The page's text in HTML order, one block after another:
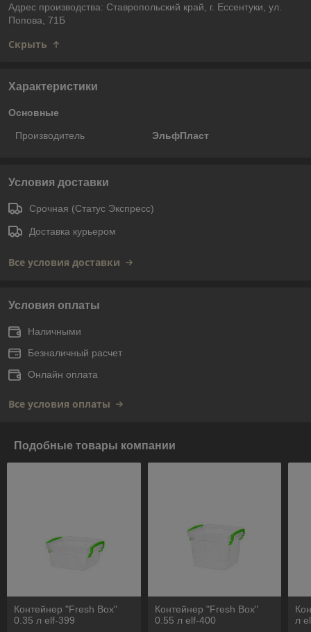
Адрес производства: Ставропольский край, г. Ессентуки, ул.
Попова, 71Б
Скрыть
Характеристики
Основные
Производитель ЭльфПласт
Условия доставки
Срочная (Статус Экспресс)
Доставка курьером
Все условия доставки
Условия оплаты
Наличными
Безналичный расчет
Онлайн оплата
Все условия оплаты
Подобные товары компании
Контейнер "Fresh Box"
0.35 л elf-399
Контейнер "Fresh Box"
0.55 л elf-400
л